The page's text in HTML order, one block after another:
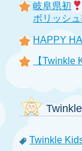
岐阜県初
ボリッシ
HAPPY
【Twinkle
Twinkle